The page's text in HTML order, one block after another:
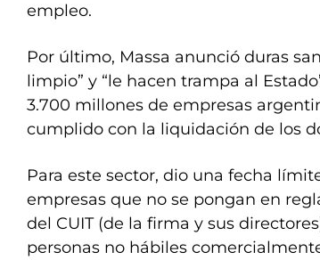
empleo.
Por último, Massa anunció duras
limpio” y “le hacen trampa al
3.700 millones de empresas
cumplido con la liquidación de los
Para este sector, dio una fecha
empresas que no se pongan en
del CUIT (de la firma y sus
personas no hábiles